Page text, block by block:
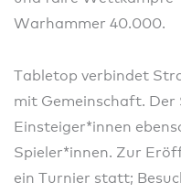
Warhammer 40.000.
Tabletop verbindet
mit Gemeinschaft.
Einsteiger*innen
Spieler*innen. Zur
ein Turnier statt;